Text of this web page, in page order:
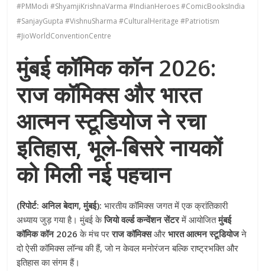
#PMModi #ShyamjiKrishnaVarma #IndianHeroes #ComicBooksIndia
#SanjayGupta #VishnuSharma #CulturalHeritage #Patriotism
#JioWorldConventionCentre
मुंबई कॉमिक कॉन 2026:
राज कॉमिक्स और भारत
आत्मन स्टूडियोज ने रचा
इतिहास, भूले-बिसरे नायकों
को मिली नई पहचान
(रिपोर्ट: अनिल बेदाग, मुंबई): भारतीय कॉमिक्स जगत में एक क्रांतिकारी
अध्याय जुड़ गया है। मुंबई केजियो वर्ल्ड कन्वेंशन सेंटरमें आयोजितमुंबई
कॉमिक कॉन 2026 के मंच परराज कॉमिक्सऔरभारत आत्मन स्टूडियोजने
दो ऐसी कॉमिक्स लॉन्च की हैं, जो न केवल मनोरंजन बल्कि राष्ट्रभक्ति और
इतिहास का संगम हैं।